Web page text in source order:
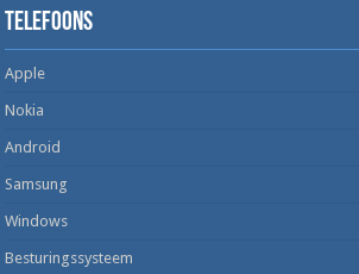
Telefoons
Apple
Nokia
Android
Samsung
Windows
Besturingssysteem